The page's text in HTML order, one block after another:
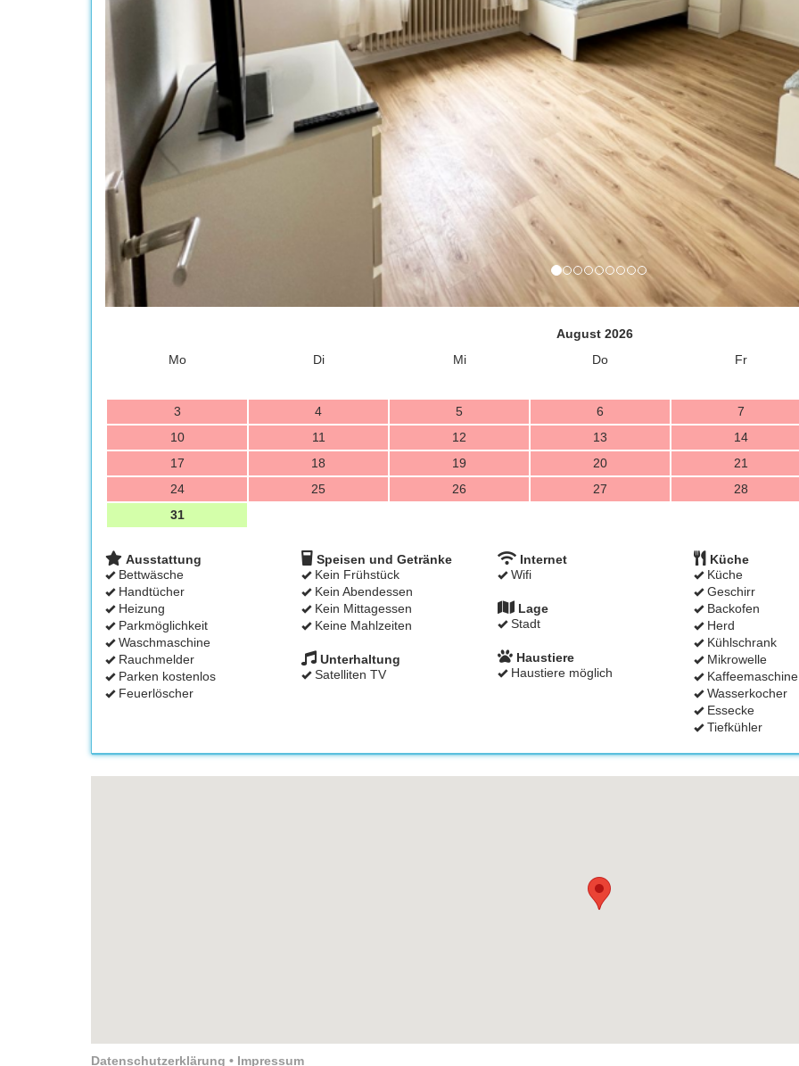
August 2026
Mo
Di Mi Do Fr
3 4 5 6
7
10
11 12 13
14
17
18 19 20
21
24
25 26 27
28
31
Ausstattung
Bettwäsche
Handtücher
Heizung
Parkmöglichkeit
Waschmaschine
Rauchmelder
Parken kostenlos
Feuerlöscher
Speisen und Getränke
Kein Frühstück
Kein Abendessen
Kein Mittagessen
Keine Mahlzeiten
Internet
Wifi
Küche
Küche
Geschirr
Backofen
Herd
Kühlschrank
Mikrowelle
Kaffeemaschine
Wasserkocher
Essecke
Tiefkühler
Lage
Stadt
Haustiere
Haustiere möglich
Unterhaltung
Satelliten TV
Datenschutzerklärung • Impressum